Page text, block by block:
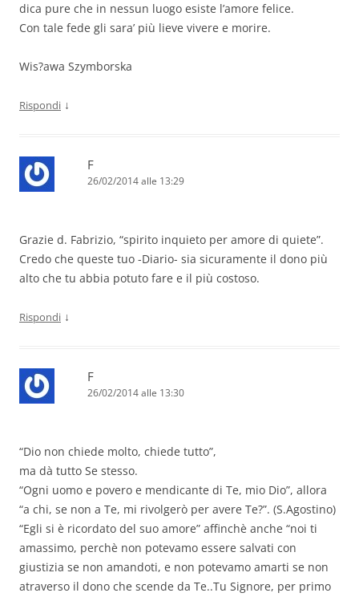
dica pure che in nessun luogo esiste l’amore felice.
Con tale fede gli sara’ più lieve vivere e morire.
Wis?awa Szymborska
Rispondi ↓
F
26/02/2014 alle 13:29
Grazie d. Fabrizio, “spirito inquieto per amore di quiete”.
Credo che queste tuo -Diario- sia sicuramente il dono più
alto che tu abbia potuto fare e il più costoso.
Rispondi ↓
F
26/02/2014 alle 13:30
“Dio non chiede molto, chiede tutto”,
ma dà tutto Se stesso.
“Ogni uomo e povero e mendicante di Te, mio Dio”, allora
“a chi, se non a Te, mi rivolgerò per avere Te?”. (S.Agostino)
“Egli si è ricordato del suo amore” affinchè anche “noi ti
amassimo, perchè non potevamo essere salvati con
giustizia se non amandoti, e non potevamo amarti se non
atraverso il dono che scende da Te..Tu Signore, per primo